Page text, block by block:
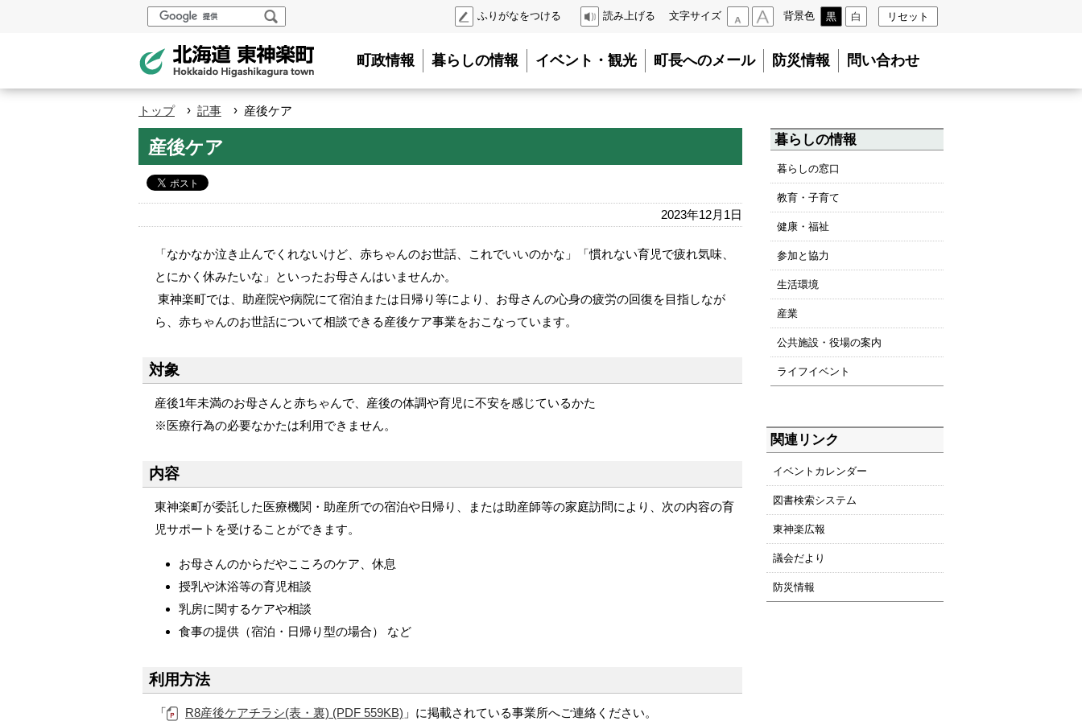
設
索
ふりがなをつける 読み上げる
文字サイズ
背景色 黒 白 リセット
町政情報 暮らしの情報 イベント・観光 町長へのメール 防災情報 問い合わせ
トップ › 記事 › 産後ケア
産後ケア
2023年12月1日
「なかなか泣き止んでくれないけど、赤ちゃんのお世話、これでいいのかな」「慣れない育児で疲れ気味、
とにかく休みたいな」といったお母さんはいませんか。
東神楽町では、助産院や病院にて宿泊または日帰り等により、お母さんの心身の疲労の回復を目指しなが
ら、赤ちゃんのお世話について相談できる産後ケア事業をおこなっています。
対象
産後1年未満のお母さんと赤ちゃんで、産後の体調や育児に不安を感じているかた
※医療行為の必要なかたは利用できません。
内容
東神楽町が委託した医療機関・助産所での宿泊や日帰り、または助産師等の家庭訪問により、次の内容の育
児サポートを受けることができます。
お母さんのからだやこころのケア、休息
授乳や沐浴等の育児相談
乳房に関するケアや相談
食事の提供（宿泊・日帰り型の場合） など
利用方法
「 R8産後ケアチラシ(表・裏) (PDF 559KB) 」に掲載されている事業所へご連絡ください。
ペ
ー
ジ
メ
暮らしの情報
暮らしの窓口
教育・子育て
健康・福祉
参加と協力
生活環境
産業
公共施設・役場の案内
ライフイベント
関連リンク
イベントカレンダー
図書検索システム
東神楽広報
議会だより
防災情報